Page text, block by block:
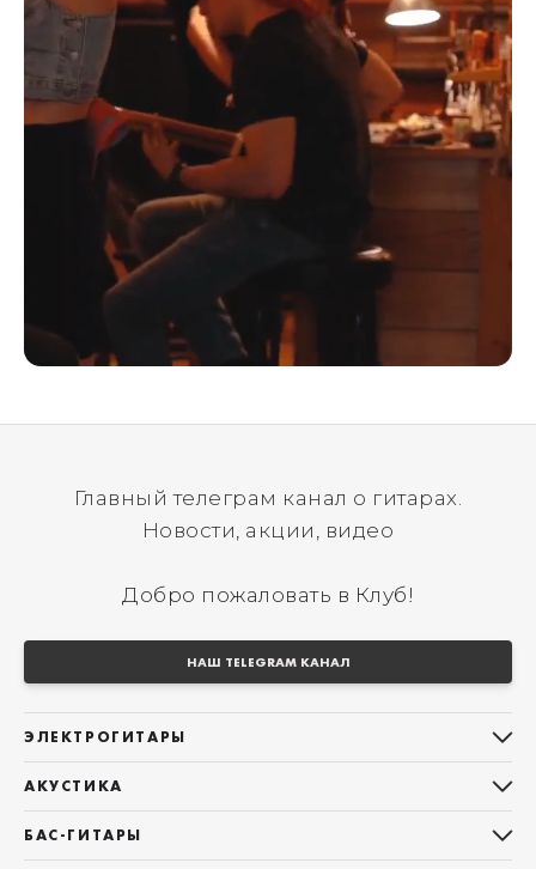
Главный телеграм канал о гитарах.
Новости, акции, видео
Добро пожаловать в Клуб!
НАШ TELEGRAM КАНАЛ
ЭЛЕКТРОГИТАРЫ
Telecaster
АКУСТИКА
БАС-ГИТАРЫ